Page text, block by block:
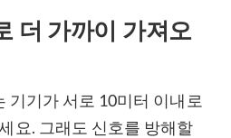
더 가까이 가져오
기가 서로 10미터 이내로
요. 그래도 신호를 방해할